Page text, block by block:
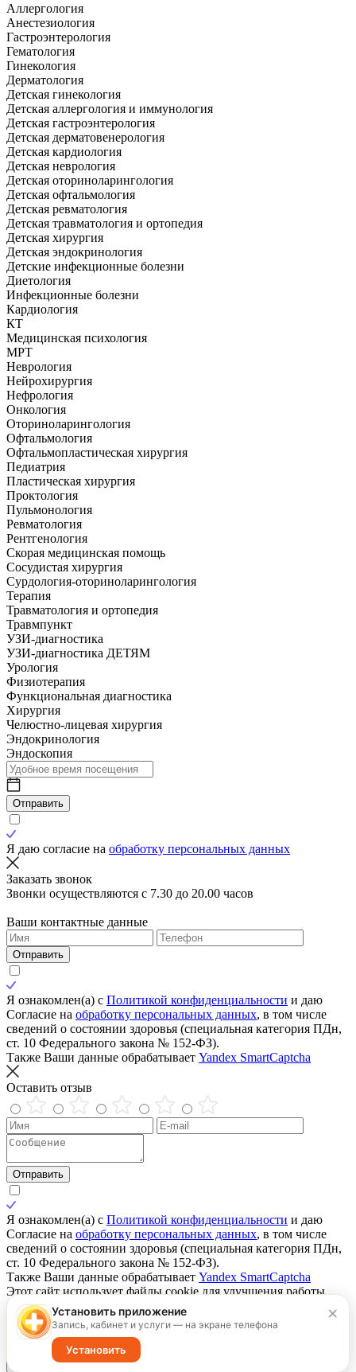
Аллергология
Анестезиология
Гастроэнтерология
Гематология
Гинекология
Дерматология
Детская гинекология
Детская аллергология и иммунология
Детская гастроэнтерология
Детская дерматовенерология
Детская кардиология
Детская неврология
Детская оториноларингология
Детская офтальмология
Детская ревматология
Детская травматология и ортопедия
Детская хирургия
Детская эндокринология
Детские инфекционные болезни
Диетология
Инфекционные болезни
Кардиология
КТ
Медицинская психология
МРТ
Неврология
Нейрохирургия
Нефрология
Онкология
Оториноларингология
Офтальмология
Офтальмопластическая хирургия
Педиатрия
Пластическая хирургия
Проктология
Пульмонология
Ревматология
Рентгенология
Скорая медицинская помощь
Сосудистая хирургия
Сурдология-оториноларингология
Терапия
Травматология и ортопедия
Травмпункт
УЗИ-диагностика
УЗИ-диагностика ДЕТЯМ
Урология
Физиотерапия
Функциональная диагностика
Хирургия
Челюстно-лицевая хирургия
Эндокринология
Эндоскопия
Отправить
Я даю согласие на обработку персональных данных
Заказать звонок
Звонки осуществляются с 7.30 до 20.00 часов
Ваши контактные данные
Отправить
Я ознакомлен(а) с Политикой конфиденциальности и даю
Согласие на обработку персональных данных, в том числе
сведений о состоянии здоровья (специальная категория ПДн,
ст. 10 Федерального закона № 152-ФЗ).
Также Ваши данные обрабатывает Yandex SmartCaptcha
Оставить отзыв
Отправить
Я ознакомлен(а) с Политикой конфиденциальности и даю
Согласие на обработку персональных данных, в том числе
сведений о состоянии здоровья (специальная категория ПДн,
ст. 10 Федерального закона № 152-ФЗ).
Также Ваши данные обрабатывает Yandex SmartCaptcha
Этот сайт использует файлы cookie для улучшения работы,
сбора статистики и обеспечения корректного
функционирования. Нажимая «Согласен», вы даете согласие
на обработку файлов cookie. Подробнее — в
Политике
обработки персональных данных
Принимаю
Установить приложение
Запись, кабинет и услуги — на экране телефона
Установить
×